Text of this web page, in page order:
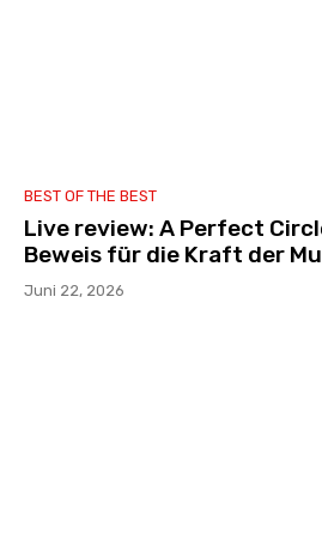
BEST OF THE BEST
Live review: A Perfect
Beweis für die Kraft der
Juni 22, 2026